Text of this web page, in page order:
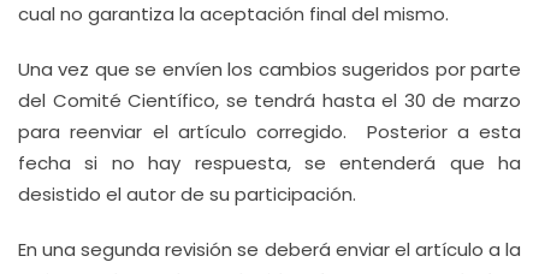
cual no garantiza la aceptación final del mismo.
Una vez que se envíen los cambios sugeridos por parte
del Comité Científico, se tendrá hasta el 30 de marzo
para reenviar el artículo corregido. Posterior a esta
fecha si no hay respuesta, se entenderá que ha
desistido el autor de su participación.
En una segunda revisión se deberá enviar el artículo a la